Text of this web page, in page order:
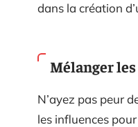
dans la création
Mélanger
N’ayez pas peur
les influences